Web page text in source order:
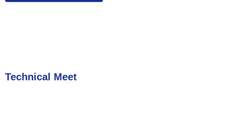
Technical Meet